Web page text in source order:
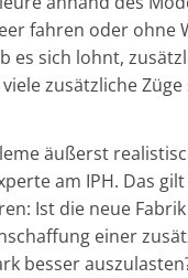
fahren oder ohne
es sich lohnt,
zusätzliche
äußerst
am IPH. Das
Ist die neue
einer
besser